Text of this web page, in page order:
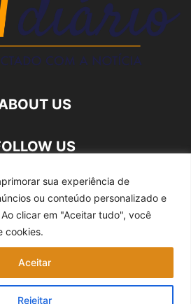
sua experiência de
ou conteúdo personalizado e
Ao clicar em "Aceitar tudo", você
cookies.
Rejeitar
Aceitar
US
US
Expediente Fale Conosco